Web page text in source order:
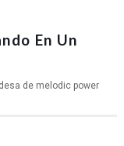
En Un
de melodic power